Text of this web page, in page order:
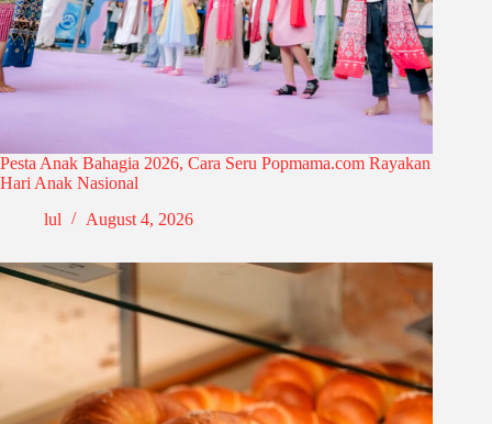
Pesta Anak Bahagia 2026, Cara Seru Popmama.com Rayakan
Hari Anak Nasional
lul
August 4, 2026